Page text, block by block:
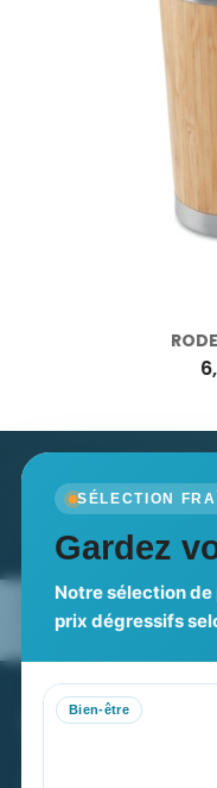
SÉLECTION
Gardez
Notre sélection
prix dégressifs
Bien-être
Newsletter
Nos expertises &
global
PROMENOCH